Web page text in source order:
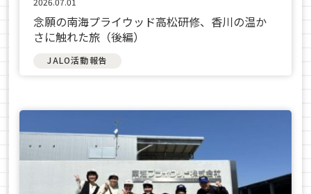
念願の南海プライウッド高松研修、香川の温か
さに触れた旅（後編）
JALO活動報告